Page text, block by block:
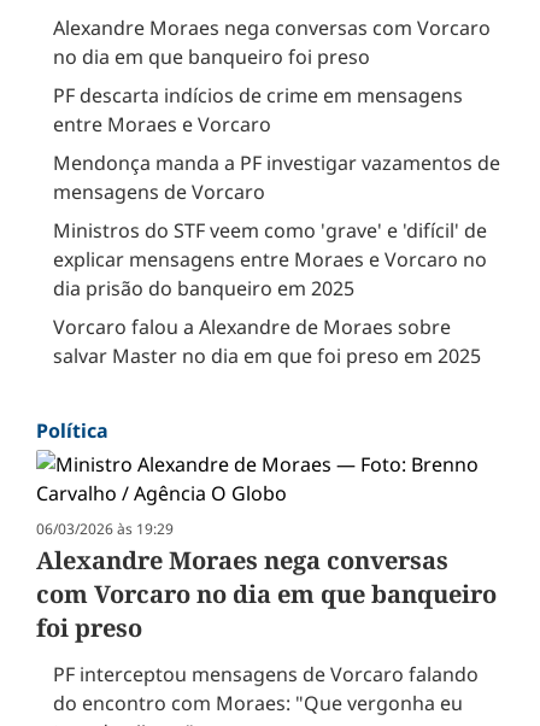
Alexandre Moraes nega conversas com Vorcaro
no dia em que banqueiro foi preso
PF descarta indícios de crime em mensagens
entre Moraes e Vorcaro
Mendonça manda a PF investigar vazamentos de
mensagens de Vorcaro
Ministros do STF veem como 'grave' e 'difícil' de
explicar mensagens entre Moraes e Vorcaro no
dia prisão do banqueiro em 2025
Vorcaro falou a Alexandre de Moraes sobre
salvar Master no dia em que foi preso em 2025
Política
06/03/2026 às 19:29
Alexandre Moraes nega conversas
com Vorcaro no dia em que banqueiro
foi preso
PF interceptou mensagens de Vorcaro falando
do encontro com Moraes: "Que vergonha eu